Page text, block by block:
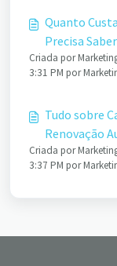
Quanto
Precisa
Criada por
3:31 PM por
Tudo sobre
Renovação
Criada por
3:37 PM por